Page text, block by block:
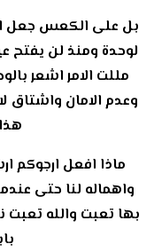
بل على الكعس جعل
لوحدة ومنذ لن يفتح
مللت الامر اشعر
وعدم الامان واشتاق
ماذا افعل ارجوكم
واهماله لنا حتى
بها تعبت والله تعبت